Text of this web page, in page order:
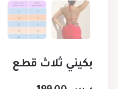
بكيني ثلاث قطع